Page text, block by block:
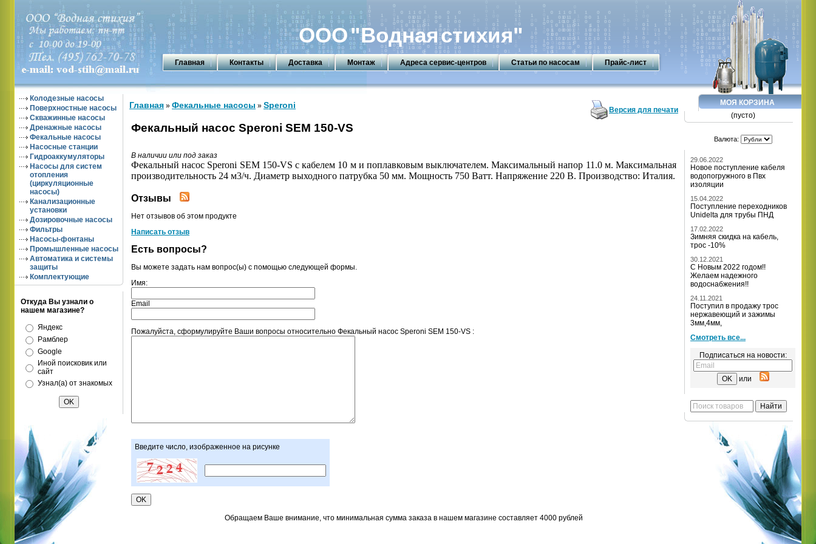
ООО"Воднаястихия"
Главная Контакты Доставка Монтаж Адреса сервис-центров Статьи по насосам Прайс-лист
Колодезные насосы
Поверхностные насосы
Скважинные насосы
Дренажные насосы
Фекальные насосы
Насосные станции
Гидроаккумуляторы
Насосы для систем
отопления
(циркуляционные
насосы)
Канализационные
установки
Дозировочные насосы
Фильтры
Насосы-фонтаны
Промышленные насосы
Автоматика и системы
защиты
Комплектующие
Откуда Вы узнали о
нашем магазине?
Яндекс
Рамблер
Google
Иной поисковик или
сайт
Узнал(а) от знакомых
Главная » Фекальные насосы » Speroni Версия для печати
Фекальный насос Speroni SEM 150-VS
В наличии или под заказ
Фекальный насос Speroni SEM 1 50-VS с кабелем 10 м и поплавковым выключателем. Максимальный напор 11 .0м. Максимальная
производительность 24 м3/ч. Диаметр выходного патрубка 50 мм. Мощность 750 Ватт. Напряжение 220 В. Производство: Италия.
Отзывы
Нет отзывов об этом продукте
Написать отзыв
Есть вопросы?
Вы можете задать нам вопрос(ы) с помощью следующей формы.
Имя:
Email
Пожалуйста, сформулируйте Ваши вопросы относительно Фекальный насос Speroni SEM 150-VS :
Введите число, изображенное на рисунке
Обращаем Ваше внимание, что минимальная сумма заказа в нашем магазине составляет 4000 рублей
МОЯ КОРЗИНА
(пусто)
Валюта:
29.06.2022
Новое поступление кабеля
водопогружного в Пвх
изоляции
15.04.2022
Поступление переходников
Unidelta для трубы ПНД
17.02.2022
Зимняя скидка на кабель,
трос -10%
30.12.2021
С Новым 2022 годом!!
Желаем надежного
водоснабжения!!
24.11.2021
Поступил в продажу трос
нержавеющий и зажимы
3мм,4мм,
Смотреть все...
Подписаться на новости:
или